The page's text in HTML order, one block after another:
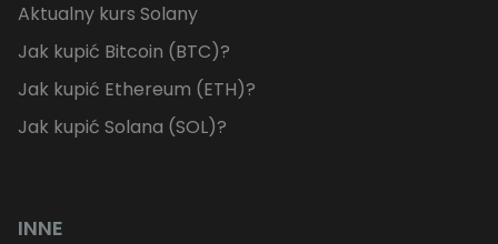
Aktualny kurs Solany
Jak kupić Bitcoin (BTC)?
Jak kupić Ethereum (ETH)?
Jak kupić Solana (SOL)?
INNE